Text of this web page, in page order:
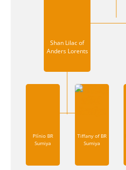
Shan Lilac of
Anders Lorents
Plínio BR
Sumiya
Tiffany of BR
Sumiya